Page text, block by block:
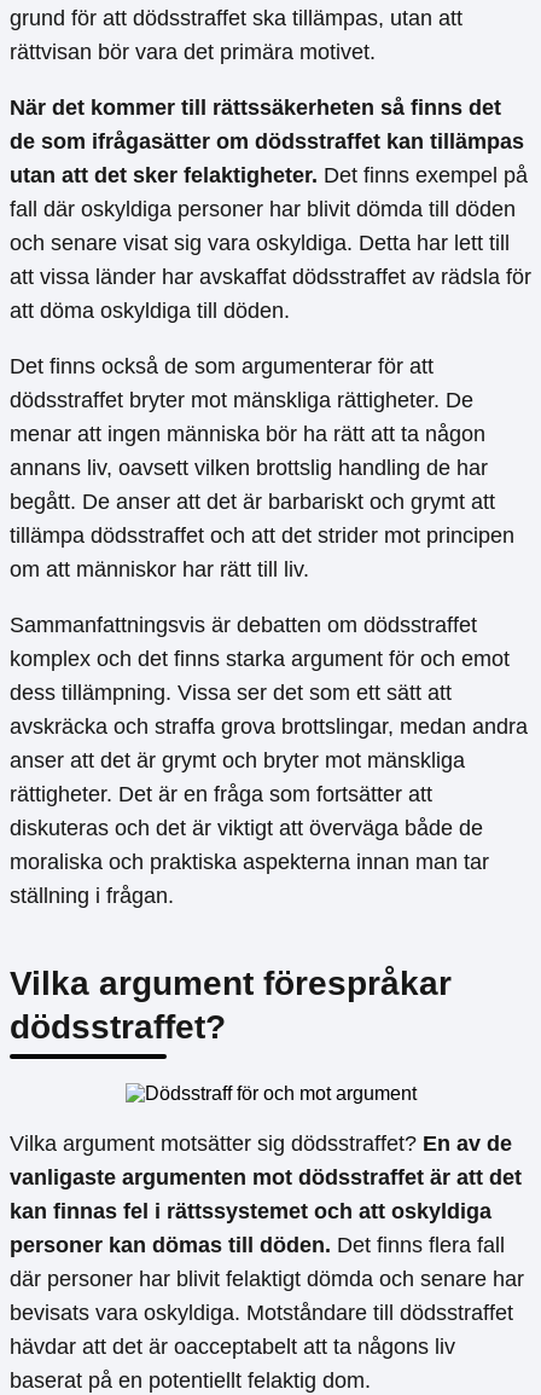
grund för att dödsstraffet ska tillämpas, utan att
rättvisan bör vara det primära motivet.
När det kommer till rättssäkerheten så finns det
de som ifrågasätter om dödsstraffet kan tillämpas
utan att det sker felaktigheter. Det finns exempel på
fall där oskyldiga personer har blivit dömda till döden
och senare visat sig vara oskyldiga. Detta har lett till
att vissa länder har avskaffat dödsstraffet av rädsla för
att döma oskyldiga till döden.
Det finns också de som argumenterar för att
dödsstraffet bryter mot mänskliga rättigheter. De
menar att ingen människa bör ha rätt att ta någon
annans liv, oavsett vilken brottslig handling de har
begått. De anser att det är barbariskt och grymt att
tillämpa dödsstraffet och att det strider mot principen
om att människor har rätt till liv.
Sammanfattningsvis är debatten om dödsstraffet
komplex och det finns starka argument för och emot
dess tillämpning. Vissa ser det som ett sätt att
avskräcka och straffa grova brottslingar, medan andra
anser att det är grymt och bryter mot mänskliga
rättigheter. Det är en fråga som fortsätter att
diskuteras och det är viktigt att överväga både de
moraliska och praktiska aspekterna innan man tar
ställning i frågan.
Vilka argument förespråkar
dödsstraffet?
Vilka argument motsätter sig dödsstraffet? En av de
vanligaste argumenten mot dödsstraffet är att det
kan finnas fel i rättssystemet och att oskyldiga
personer kan dömas till döden. Det finns flera fall
där personer har blivit felaktigt dömda och senare har
bevisats vara oskyldiga. Motståndare till dödsstraffet
hävdar att det är oacceptabelt att ta någons liv
baserat på en potentiellt felaktig dom.